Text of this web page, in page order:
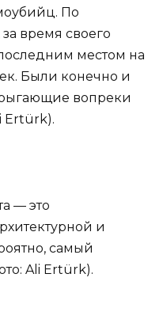
По
время своего
местом на
Были конечно и
вопреки
Ertürk).
— это
и
самый
Ali Ertürk).